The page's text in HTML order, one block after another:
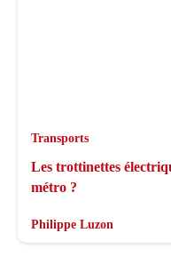
Transports
Les trottinettes
métro ?
Philippe Luzon